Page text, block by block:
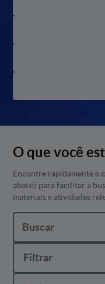
O que você
Encontre rapidamente o
abaixo para facilitar a
materiais e atividades
Filtrar